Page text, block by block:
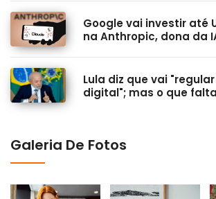
Google vai investir até
na Anthropic, dona da
Lula diz que vai
digital"; mas o que
Galeria De Fotos